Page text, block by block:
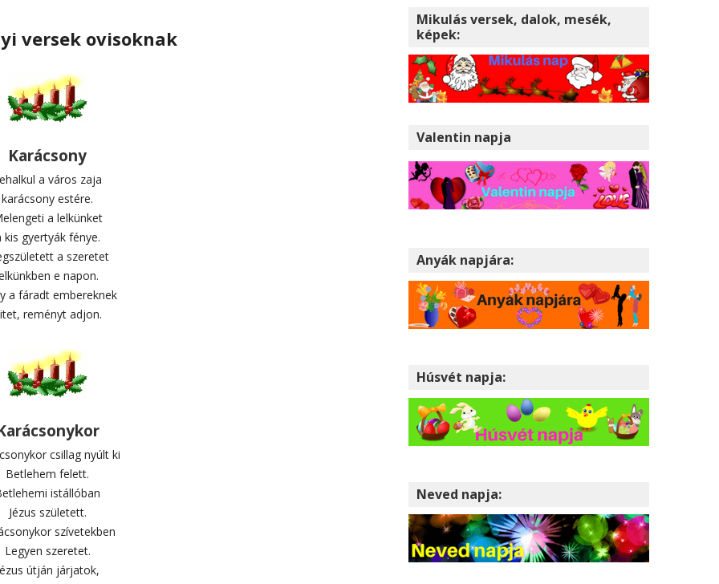
versek ovisoknak
Karácsony
a város zaja
karácsony estére.
a lelkünket
kis gyertyák fénye.
a szeretet
e napon.
a fáradt embereknek
reményt adjon.
csillag nyúlt ki
Betlehem felett.
istállóban
Jézus született.
szívetekben
Legyen szeretet.
útján járjatok,
Mikulás versek, dalok, mesék,
képek:
Valentin napja
Anyák napjára:
Húsvét napja:
Neved napja: